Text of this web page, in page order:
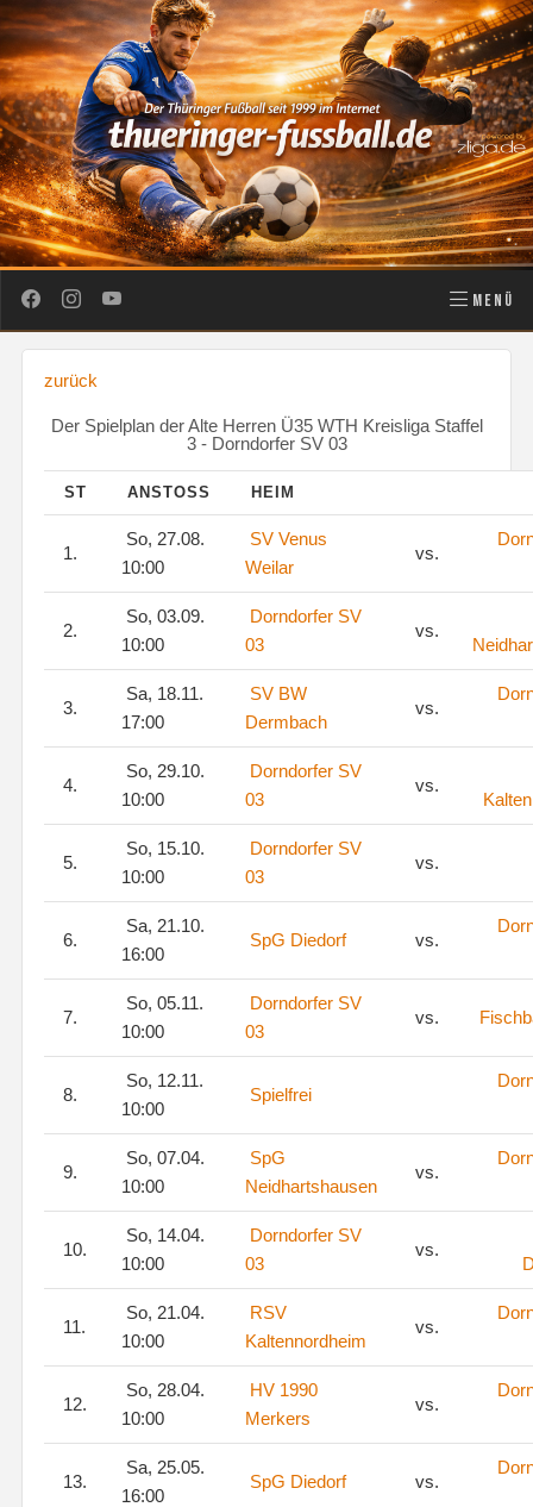
MENÜ
zurück
Der Spielplan der Alte Herren Ü35 WTH Kreisliga Staffel
3 - Dorndorfer SV 03
ST ANSTOSS HEIM
1.
So, 27.08.
10:00
SV Venus
Weilar
vs.
2.
So, 03.09.
10:00
Dorndorfer SV
03
vs.
3.
Sa, 18.11.
17:00
SV BW
Dermbach
vs.
4.
So, 29.10.
10:00
Dorndorfer SV
03
vs.
5.
So, 15.10.
10:00
Dorndorfer SV
03
vs.
6.
Sa, 21.10.
16:00
SpG Diedorf vs.
7.
So, 05.11.
10:00
Dorndorfer SV
03
vs.
8.
So, 12.11.
10:00
Spielfrei
9.
So, 07.04.
10:00
SpG
Neidhartshausen
vs.
10.
So, 14.04.
10:00
Dorndorfer SV
03
vs.
11.
So, 21.04.
10:00
RSV
Kaltennordheim
vs.
12.
So, 28.04.
10:00
HV 1990
Merkers
vs.
13.
Sa, 25.05.
16:00
SpG Diedorf vs.